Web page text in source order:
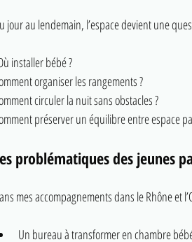
jour au lendemain, l’espace devient une
installer bébé ?
organiser les rangements ?
circuler la nuit sans obstacles ?
préserver un équilibre entre espace
problématiques des jeunes
mes accompagnements dans le Rhône et
Un bureau à transformer en chambre